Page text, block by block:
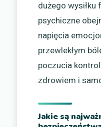
dużego wysiłku
psychiczne
napięcia
przewlekłym
poczucia
zdrowiem i
Jakie są